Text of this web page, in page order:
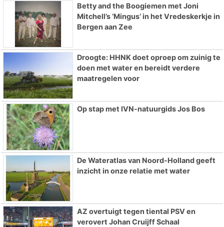
Betty and the Boogiemen met Joni
Mitchell’s ‘Mingus’ in het Vredeskerkje in
Bergen aan Zee
Droogte: HHNK doet oproep om zuinig te
doen met water en bereidt verdere
maatregelen voor
Op stap met IVN-natuurgids Jos Bos
De Wateratlas van Noord-Holland geeft
inzicht in onze relatie met water
AZ overtuigt tegen tiental PSV en
verovert Johan Cruijff Schaal